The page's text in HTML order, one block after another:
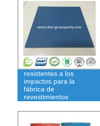
Pisos de poliurea
resistentes a los
impactos para la
fábrica de
revestimientos